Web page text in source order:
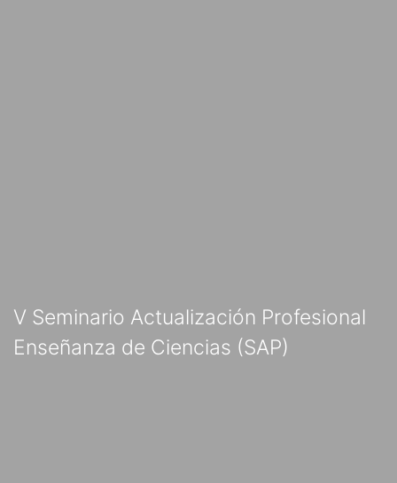
V Seminario Actualización Profesional
Enseñanza de Ciencias (SAP)